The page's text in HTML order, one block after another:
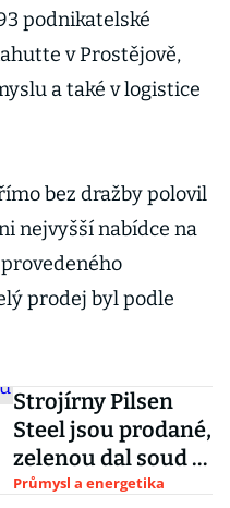
podnikatelské
v Prostějově,
a také v logistice
bez dražby polovil
nejvyšší nabídce na
prodej byl podle
Strojírny Pilsen
Steel jsou prodané,
zelenou dal soud i
Rusové
Průmysl a energetika